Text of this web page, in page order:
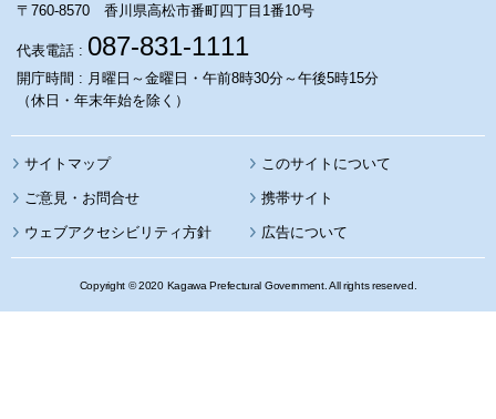
〒760-8570 香川県高松市番町四丁目1番10号
代表電話 : 087-831-1111
開庁時間 : 月曜日～金曜日・午前8時30分～午後5時15分
（休日・年末年始を除く）
サイトマップ このサイトについて
携帯サイト
ウェブアクセシビリティ方針 広告について
Copyright © 2020 Kagawa Prefectural Government. All rights reserved.